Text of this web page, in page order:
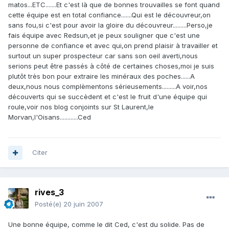
matos...ETC.......Et c'est là que de bonnes trouvailles se font quand
cette équipe est en total confiance.......Qui est le découvreur,on
sans fou,si c'est pour avoir la gloire du découvreur.........Perso,je
fais équipe avec Redsun,et je peux souligner que c'est une
personne de confiance et avec qui,on prend plaisir à travailler et
surtout un super prospecteur car sans son oeil averti,nous
serions peut être passés à côté de certaines choses,moi je suis
plutôt très bon pour extraire les minéraux des poches......A
deux,nous nous complèmentons sérieusements.........A voir,nos
découverts qui se succèdent et c'est le fruit d'une équipe qui
roule,voir nos blog conjoints sur St Laurent,le
Morvan,l'Oisans............Ced
Citer
rives_3
Posté(e) 20 juin 2007
Une bonne équipe, comme le dit Ced, c'est du solide. Pas de